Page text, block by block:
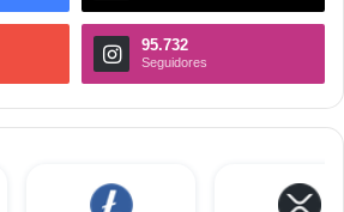
95.732
Seguidores